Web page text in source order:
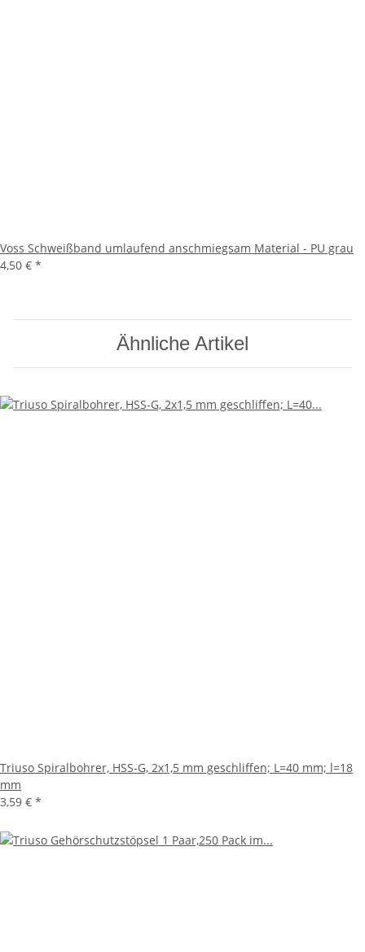
Voss Schweißband umlaufend anschmiegsam Material - PU grau
4,50 € *
Ähnliche Artikel
Triuso Spiralbohrer, HSS-G, 2x1,5 mm geschliffen; L=40 mm; l=18
mm
3,59 € *